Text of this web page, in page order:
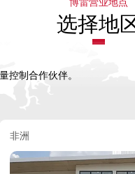
博雷营业地点
选择地
控制合作伙伴。
非洲